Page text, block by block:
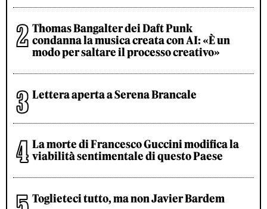
Thomas Bangalter dei Daft Punk
condanna la musica creata con AI: «È un
modo per saltare il processo creativo»
Lettera aperta a Serena Brancale
La morte di Francesco Guccini modifica la
viabilità sentimentale di questo Paese
Toglieteci tutto, ma non Javier Bardem